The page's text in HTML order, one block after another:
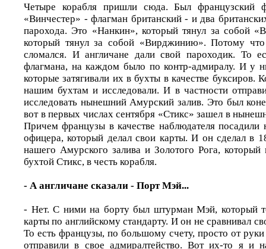
Четыре корабля пришли сюда. Был французский
«Винчестер» - флагман британский - и два
парохода. Это «Нанкин», который тянул за собой
который тянул за собой «Вирджинию». Потому
сломался. И англичане дали свой пароходик. То
флагмана, на каждом было по контр-адмиралу. И у
которые затягивали их в бухты в качестве буксиров.
нашим бухтам и исследовали. И в частности
исследовать нынешний Амурский залив. Это был
вот в первых числах сентября «Стикс» зашел в
Причем французы в качестве наблюдателя посадили
офицера, который делал свои карты. И он сделал в
нашего Амурского залива и Золотого Рога, который
бухтой Стикс, в честь корабля.
- А англичане сказали - Порт Мэй...
- Нет. С ними на борту был штурман Мэй, который
карты по английскому стандарту. И он не сравнивал
То есть французы, по большому счету, просто от
отправили в свое адмиралтейство. Вот их-то я и